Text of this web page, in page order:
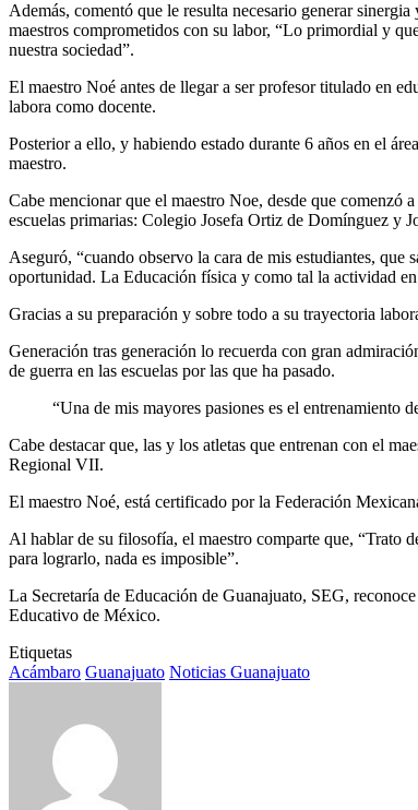
Además, comentó que le resulta necesario generar
maestros comprometidos con su labor, “Lo primordial y
nuestra sociedad”.
El maestro Noé antes de llegar a ser profesor titulado en
labora como docente.
Posterior a ello, y habiendo estado durante 6 años en el
maestro.
Cabe mencionar que el maestro Noe, desde que comenzó
escuelas primarias: Colegio Josefa Ortiz de Domínguez y
Aseguró, “cuando observo la cara de mis estudiantes,
oportunidad. La Educación física y como tal la actividad
Gracias a su preparación y sobre todo a su trayectoria
Generación tras generación lo recuerda con gran
de guerra en las escuelas por las que ha pasado.
“Una de mis mayores pasiones es el entrenamiento
Cabe destacar que, las y los atletas que entrenan con el
Regional VII.
El maestro Noé, está certificado por la Federación
Al hablar de su filosofía, el maestro comparte que, “Trato
para lograrlo, nada es imposible”.
La Secretaría de Educación de Guanajuato, SEG,
Educativo de México.
Etiquetas
Acámbaro Guanajuato Noticias Guanajuato